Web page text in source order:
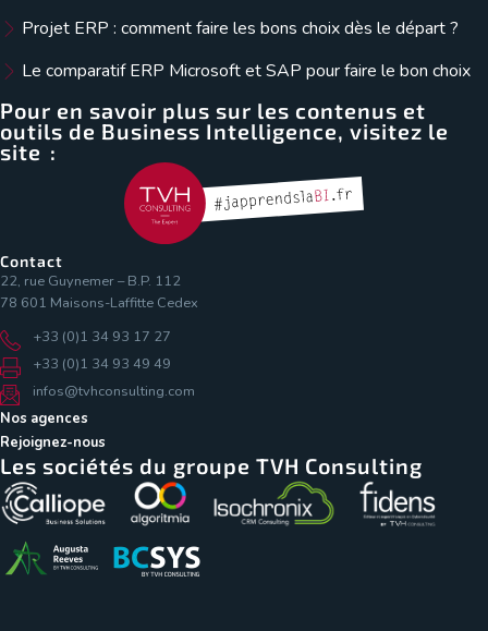
Projet ERP : comment faire les bons choix dès le départ ?
Le comparatif ERP Microsoft et SAP pour faire le bon choix
Pour en savoir plus sur les contenus et
outils de Business Intelligence, visitez le
site :
Contact
22, rue Guynemer – B.P. 112
78 601 Maisons-Laffitte Cedex
+33 (0)1 34 93 17 27
+33 (0)1 34 93 49 49
infos@tvhconsulting.com
Nos agences
Rejoignez-nous
Les sociétés du groupe TVH Consulting